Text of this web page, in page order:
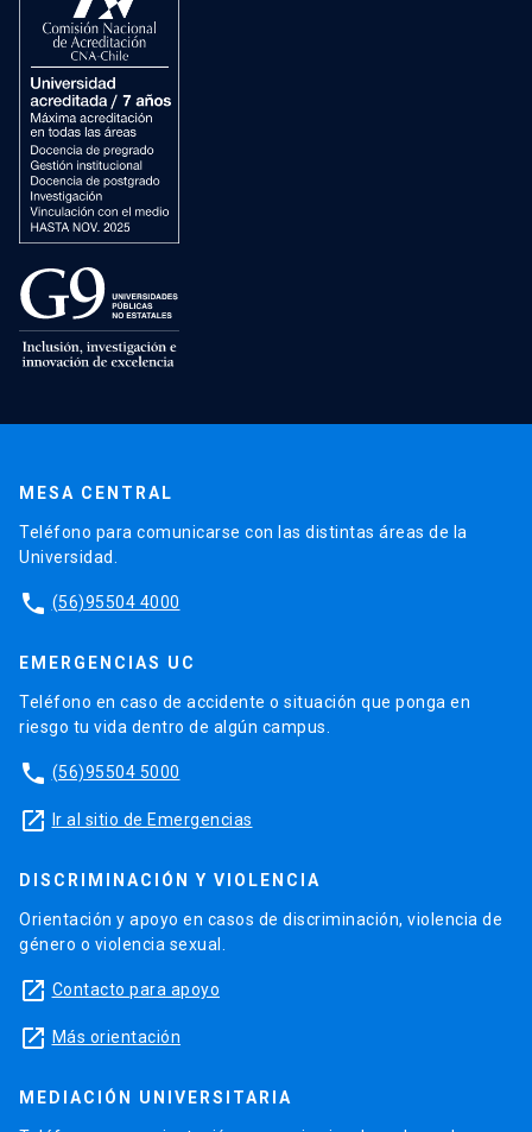
MESA CENTRAL
Teléfono para comunicarse con las distintas áreas de la
Universidad.
phone (56)95504 4000
EMERGENCIAS UC
Teléfono en caso de accidente o situación que ponga en
riesgo tu vida dentro de algún campus.
phone (56)95504 5000
launch Ir al sitio de Emergencias
DISCRIMINACIÓN Y VIOLENCIA
Orientación y apoyo en casos de discriminación, violencia de
género o violencia sexual.
launch Contacto para apoyo
launch Más orientación
MEDIACIÓN UNIVERSITARIA